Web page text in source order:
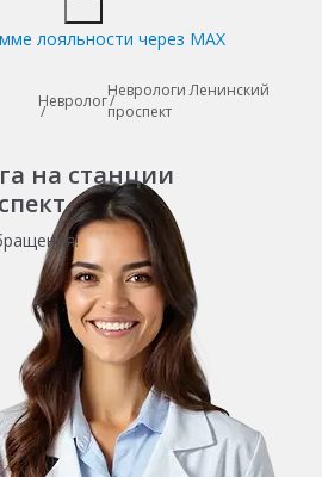
лояльности через MAX
Невролог
Неврологи Ленинский
проспект
на станции